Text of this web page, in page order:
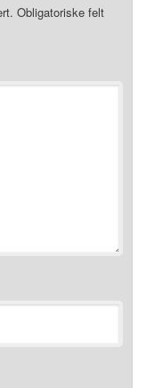
Obligatoriske felt